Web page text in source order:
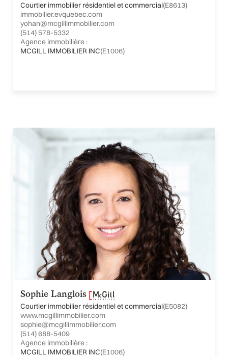
Courtier immobilier résidentiel et commercial(E8613)
immobilier.evquebec.com
yohan@mcgillimmobilier.com
(514) 578-5332
Agence immobilière :
MCGILL IMMOBILIER INC(E1006)
Sophie Langlois
Courtier immobilier résidentiel et commercial(E5082)
www.mcgillimmobilier.com
sophie@mcgillimmobilier.com
(514) 688-5409
Agence immobilière :
MCGILL IMMOBILIER INC(E1006)